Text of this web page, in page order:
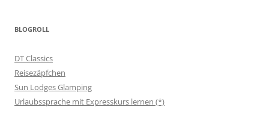
BLOGROLL
DT Classics
Reisezäpfchen
Sun Lodges Glamping
Urlaubssprache mit Expresskurs lernen (*)